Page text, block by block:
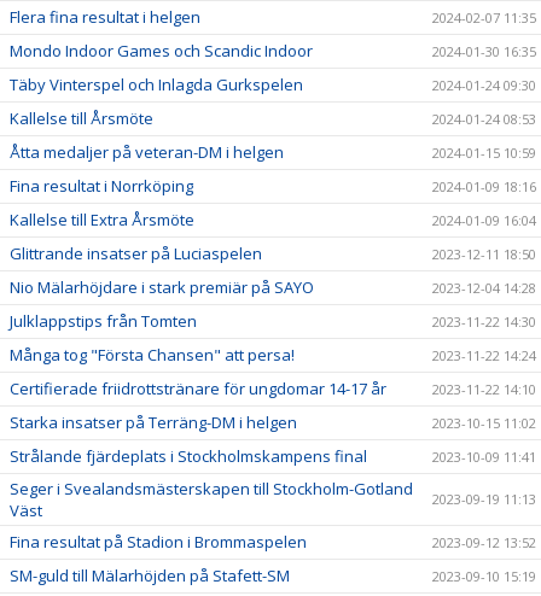
Flera fina resultat i helgen 2024-02-07 11:35
Mondo Indoor Games och Scandic Indoor 2024-01-30 16:35
Täby Vinterspel och Inlagda Gurkspelen 2024-01-24 09:30
Kallelse till Årsmöte 2024-01-24 08:53
Åtta medaljer på veteran-DM i helgen 2024-01-15 10:59
Fina resultat i Norrköping 2024-01-09 18:16
Kallelse till Extra Årsmöte 2024-01-09 16:04
Glittrande insatser på Luciaspelen 2023-12-11 18:50
Nio Mälarhöjdare i stark premiär på SAYO 2023-12-04 14:28
Julklappstips från Tomten 2023-11-22 14:30
Många tog "Första Chansen" att persa! 2023-11-22 14:24
Certifierade friidrottstränare för ungdomar 14-17 år 2023-11-22 14:10
Starka insatser på Terräng-DM i helgen 2023-10-15 11:02
Strålande fjärdeplats i Stockholmskampens final 2023-10-09 11:41
Seger i Svealandsmästerskapen till Stockholm-Gotland
Väst
2023-09-19 11:13
Fina resultat på Stadion i Brommaspelen 2023-09-12 13:52
SM-guld till Mälarhöjden på Stafett-SM 2023-09-10 15:19